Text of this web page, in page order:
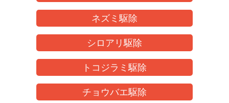
ネズミ駆除
シロアリ駆除
トコジラミ駆除
チョウバエ駆除